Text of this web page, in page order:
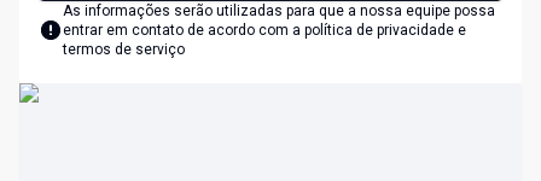
As informações serão utilizadas para que a nossa equipe possa
entrar em contato de acordo com a política de privacidade e
termos de serviço